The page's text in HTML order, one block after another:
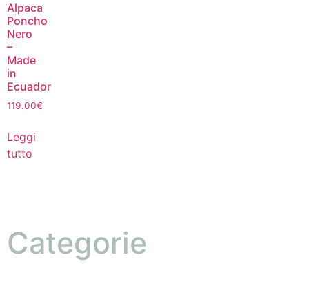
Alpaca
Poncho
Nero
–
Made
in
Ecuador
119.00€
Leggi
tutto
Categorie